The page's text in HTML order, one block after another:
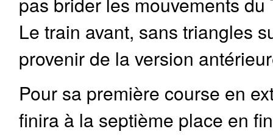
Le train avant, sans triangles
provenir de la version
Pour sa première course en
finira à la septième place en